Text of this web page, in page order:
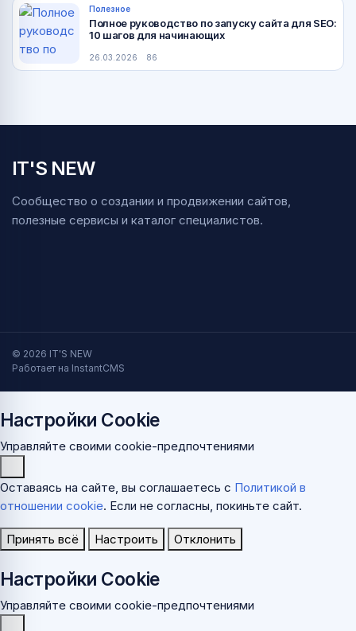
Полезное
Полное руководство по запуску сайта для SEO:
10 шагов для начинающих
26.03.2026 86
IT'S NEW
Сообщество о создании и продвижении сайтов,
полезные сервисы и каталог специалистов.
© 2026 IT'S NEW
Работает на InstantCMS
Настройки Cookie
Управляйте своими cookie-предпочтениями
Оставаясь на сайте, вы соглашаетесь с Политикой в
отношении cookie. Если не согласны, покиньте сайт.
Принять всё Настроить Отклонить
Настройки Cookie
Управляйте своими cookie-предпочтениями